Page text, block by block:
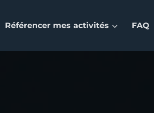
Référencer mes activités FAQ